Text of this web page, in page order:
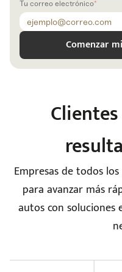
Tu correo electrónico
Comenzar
Empresas de todos
para avanzar más
autos con soluciones